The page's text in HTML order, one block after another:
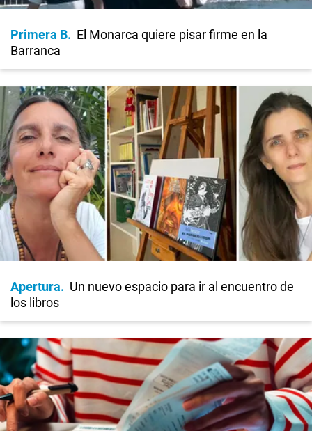
Primera B
El Monarca quiere pisar firme en la
Barranca
Apertura
Un nuevo espacio para ir al encuentro de
los libros